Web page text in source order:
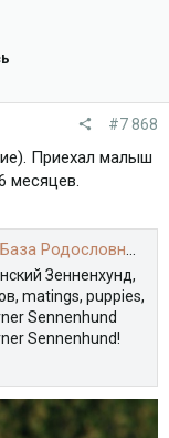
#7 868
Приехал малыш
месяцев.
Бернский Зенненхунд - World Pedigree DataBase Berner Sennenhund
Зенненхунд,
matings, puppies,
Sennenhund
Sennenhund!